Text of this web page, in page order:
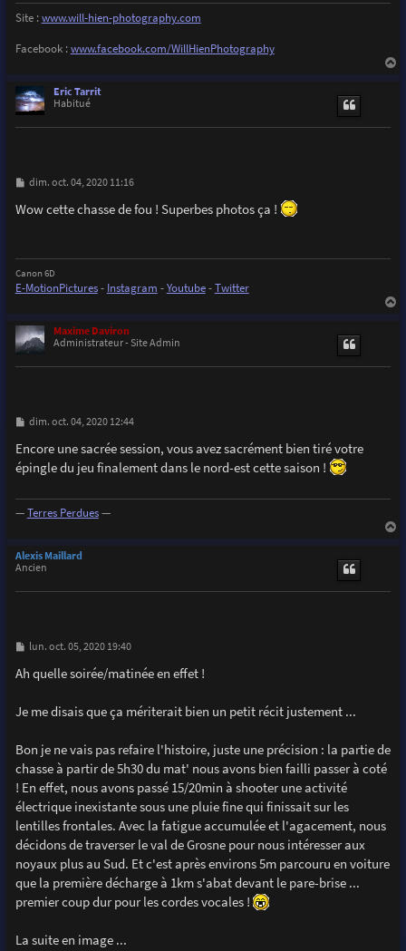
Site :www.will-hien-photography.com
Facebook :www.facebook.com/WillHienPhotography
Eric Tarrit
Habitué
M
s
s
dim. oct. 04, 2020 11:16
Wow cette chasse de fou ! Superbes photos ça !
Canon 6D
E-MotionPictures- Instagram -Youtube-Twitter
Maxime Daviron
Administrateur - Site Admin
M
s
s
a
dim. oct. 04, 2020 12:44
Encore une sacrée session, vous avez sacrément bien tiré votre
épingle du jeu finalement dans le nord-est cette saison !
—Terres Perdues—
Alexis Maillard
Ancien
M
s
s
e
lun. oct. 05, 2020 19:40
Ah quelle soirée/matinée en effet !
Je me disais que ça mériterait bien un petit récit justement ...
Bon je ne vais pas refaire l'histoire, juste une précision : la partie de
chasse à partir de 5h30 du mat' nous avons bien failli passer à coté
! En effet, nous avons passé 15/20min à shooter une activité
électrique inexistante sous une pluie fine qui finissait sur les
lentilles frontales. Avec la fatigue accumulée et l'agacement, nous
décidons de traverser le val de Grosne pour nous intéresser aux
noyaux plus au Sud. Et c'est après environs 5m parcouru en voiture
que la première décharge à 1km s'abat devant le pare-brise ...
premier coup dur pour les cordes vocales !
La suite en image ...